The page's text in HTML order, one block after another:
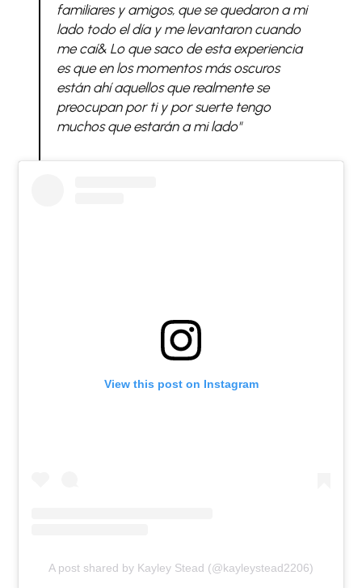
familiares y amigos, que se quedaron a mi
lado todo el día y me levantaron cuando
me caí& Lo que saco de esta experiencia
es que en los momentos más oscuros
están ahí aquellos que realmente se
preocupan por ti y por suerte tengo
muchos que estarán a mi lado"
View this post on Instagram
A post shared by Kayley Stead (@kayleystead2206)